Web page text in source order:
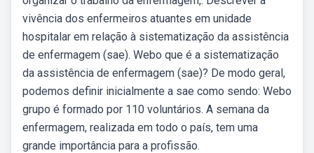
vivência dos enfermeiros atuantes em unidade
hospitalar em relação à sistematização da assistência
de enfermagem (sae). Webo que é a sistematização
da assistência de enfermagem (sae)? De modo geral,
podemos definir inicialmente a sae como sendo: Webo
grupo é formado por 110 voluntários. A semana da
enfermagem, realizada em todo o país, tem uma
grande importância para a profissão.